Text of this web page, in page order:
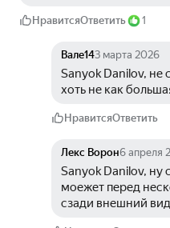
НравитсяОтветить 1
Вале143 марта 2026
Sanyok Danilov, не
хоть не как
НравитсяОтветить
Лекс Ворон6 апреля
Sanyok Danilov, ну
моежет перед
сзади внешний